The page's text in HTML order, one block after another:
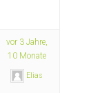
vor 3 Jahre,
10 Monate
Elias